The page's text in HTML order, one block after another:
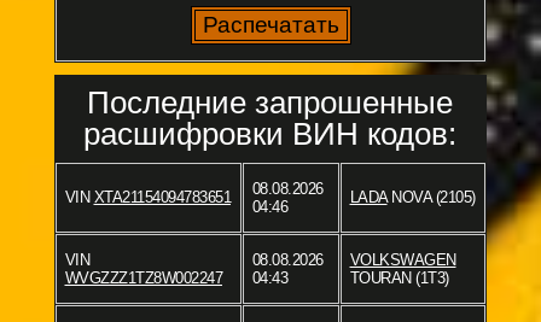
Последние запрошенные
расшифровки ВИН кодов:
VIN XTA21154094783651
08.08.2026
04:46
LADANOVA (2105)
VIN
WVGZZZ1TZ8W002247
08.08.2026
04:43
VOLKSWAGEN
TOURAN (1T3)